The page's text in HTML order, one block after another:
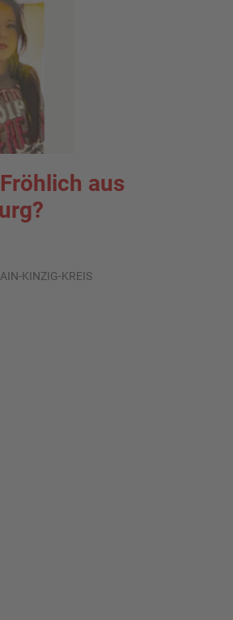
Fröhlich aus
KINZIG-KREIS